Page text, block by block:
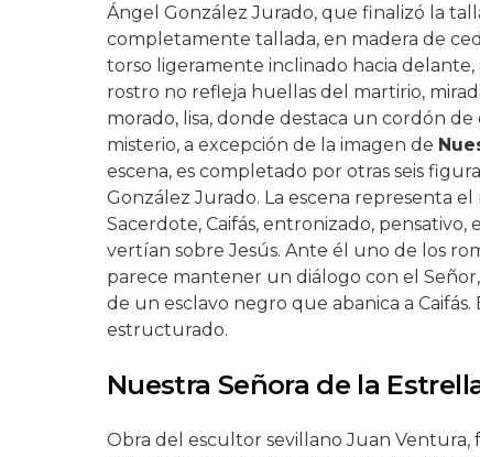
Ángel González Jurado, que finalizó la
completamente tallada, en madera de
torso ligeramente inclinado hacia delante,
rostro no refleja huellas del martirio,
morado, lisa, donde destaca un cordón
misterio, a excepción de la imagen de
escena, es completado por otras seis
González Jurado. La escena representa
Sacerdote, Caifás, entronizado,
vertían sobre Jesús. Ante él uno de los
parece mantener un diálogo con el
de un esclavo negro que abanica a
estructurado.
Nuestra Señora de la
Obra del escultor sevillano Juan Ventura,